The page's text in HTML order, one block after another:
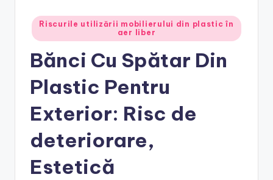
Posted
in
Riscurile utilizării mobilierului din plastic în
aer liber
Bănci Cu Spătar Din
Plastic Pentru
Exterior: Risc de
deteriorare,
Estetică